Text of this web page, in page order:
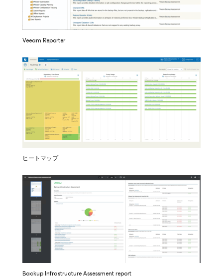
Veeam Reporter
ヒートマップ
Backup Infrastructure Assessment report